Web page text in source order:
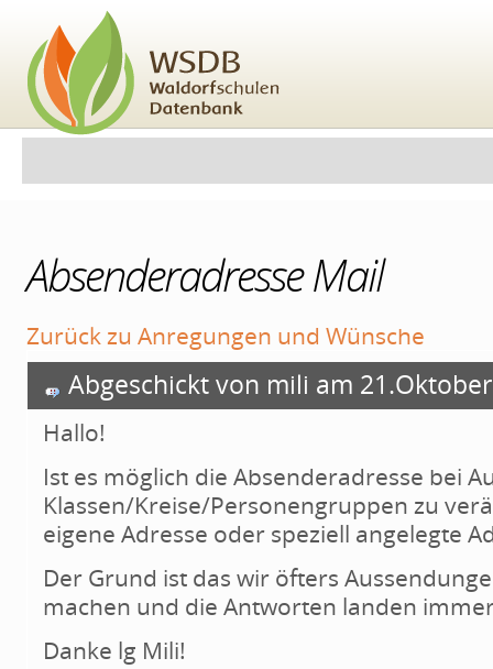
zum
Inhalt
|
Direkt
zur
Navigation
Absenderadresse Mail
Zurück zu Anregungen und Wünsche
Abgeschickt von mili am
Hallo!
Ist es möglich die Absenderadresse bei
Klassen/Kreise/Personengruppen zu
eigene Adresse oder speziell angelegte
Der Grund ist das wir öfters
machen und die Antworten landen
Danke lg Mili!